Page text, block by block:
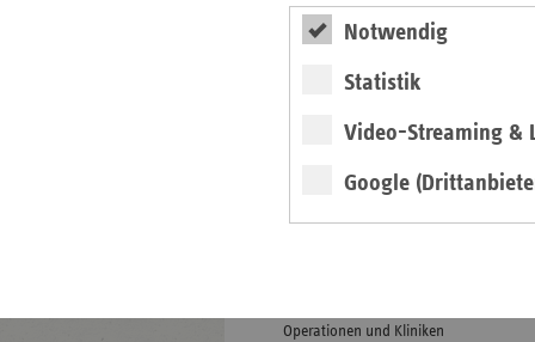
Notwendig
Statistik
Video-Streaming &
Google
Interaktiv
Operationen und Kliniken